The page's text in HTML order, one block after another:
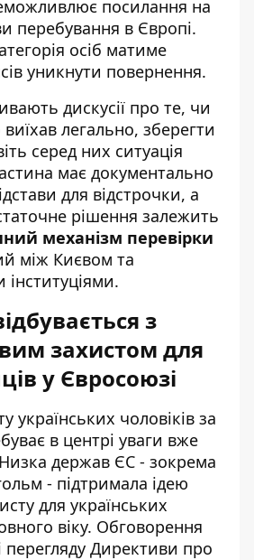
посилання на
перебування в Європі.
осіб матиме
уникнути повернення.
дискусії про те, чи
легально, зберегти
серед них ситуація
має документально
для відстрочки, а
рішення залежить
механізм перевірки
між Києвом та
з
захистом для
у Євросоюзі
українських чоловіків за
в центрі уваги вже
держав ЄС - зокрема
- підтримала ідею
для українських
віку. Обговорення
перегляду Директиви про